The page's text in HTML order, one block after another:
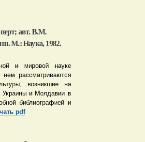
авт. В.М.
М.: Наука, 1982.
и мировой науке
рассматриваются
возникшие на
Украины и Молдавии в
библиографией и
pdf